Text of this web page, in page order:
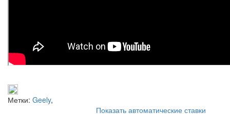
Метки: Geely,
Показать автоматические ставки